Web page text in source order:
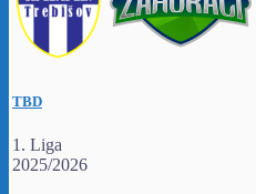
TBD
1. Liga
2025/2026